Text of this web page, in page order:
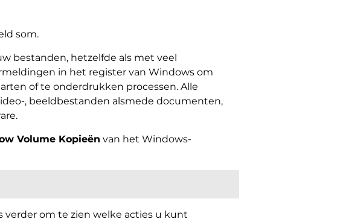
som.
bestanden, hetzelfde als met veel
in het register van Windows om
of te onderdrukken processen. Alle
, beeldbestanden alsmede documenten,
Volume Kopieën van het Windows-
om te zien welke acties u kunt